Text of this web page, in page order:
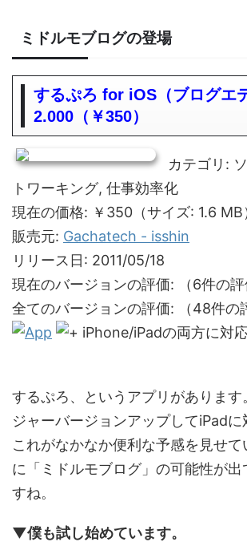
ミドルモブログの登場
するぷろ for iOS（ブログエ
2.000（￥350）
カテゴリ:
トワーキング, 仕事効率化
現在の価格: ￥350（サイズ: 1.6 MB
販売元: Gachatech - isshin
リリース日: 2011/05/18
現在のバージョンの評価:
（6件の評
全てのバージョンの評価:
（48件の
iPhone/iPadの両方に対
するぷろ、というアプリがあります
ジャーバージョンアップしてiPadに
これがなかなか便利な予感を見せ
に「ミドルモブログ」の可能性が
すね。
▼僕も試し始めています。